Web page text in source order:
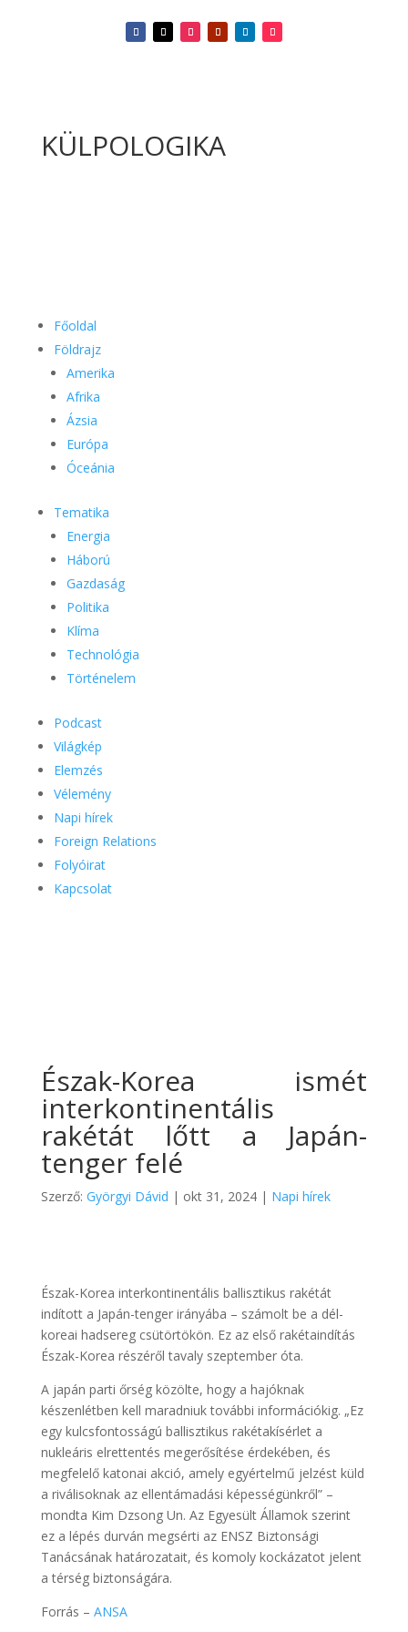
KÜLPOLOGIKA
Főoldal
Földrajz
Amerika
Afrika
Ázsia
Európa
Óceánia
Tematika
Energia
Háború
Gazdaság
Politika
Klíma
Technológia
Történelem
Podcast
Világkép
Elemzés
Vélemény
Napi hírek
Foreign Relations
Folyóirat
Kapcsolat
Észak-Korea ismét
interkontinentális
rakétát lőtt a Japán-
tenger felé
Szerző: Györgyi Dávid | okt 31, 2024| Napi hírek
Észak-Korea interkontinentális ballisztikus rakétát
indított a Japán-tenger irányába – számolt be a dél-
koreai hadsereg csütörtökön. Ez az első rakétaindítás
Észak-Korea részéről tavaly szeptember óta.
A japán parti őrség közölte, hogy a hajóknak
készenlétben kell maradniuk további információkig. „Ez
egy kulcsfontosságú ballisztikus rakétakísérlet a
nukleáris elrettentés megerősítése érdekében, és
megfelelő katonai akció, amely egyértelmű jelzést küld
a riválisoknak az ellentámadási képességünkről” –
mondta Kim Dzsong Un. Az Egyesült Államok szerint
ez a lépés durván megsérti az ENSZ Biztonsági
Tanácsának határozatait, és komoly kockázatot jelent
a térség biztonságára.
Forrás – ANSA